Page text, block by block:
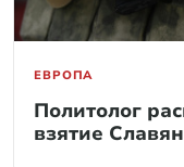
ЕВРОПА
Политолог
взятие